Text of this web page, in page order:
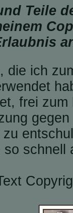
Teile
die ich
frei
so schnell